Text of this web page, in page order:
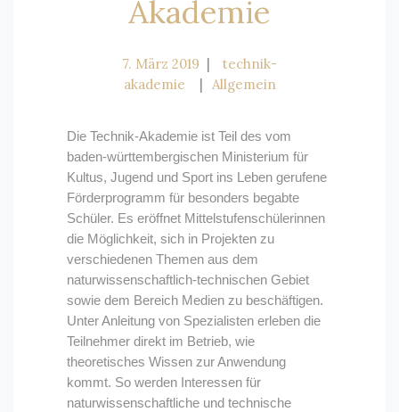
Akademie
7. März 2019
technik-
akademie
Allgemein
Die Technik-Akademie ist Teil des vom
baden-württembergischen Ministerium für
Kultus, Jugend und Sport ins Leben gerufene
Förderprogramm für besonders begabte
Schüler. Es eröffnet Mittelstufenschülerinnen
die Möglichkeit, sich in Projekten zu
verschiedenen Themen aus dem
naturwissenschaftlich-technischen Gebiet
sowie dem Bereich Medien zu beschäftigen.
Unter Anleitung von Spezialisten erleben die
Teilnehmer direkt im Betrieb, wie
theoretisches Wissen zur Anwendung
kommt. So werden Interessen für
naturwissenschaftliche und technische